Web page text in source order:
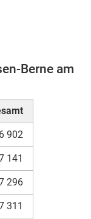
Berne am
902
141
296
311